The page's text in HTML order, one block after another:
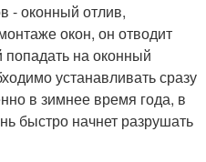
- оконный отлив,
окон, он отводит
попадать на оконный
устанавливать сразу
в зимнее время года, в
быстро начнет разрушать